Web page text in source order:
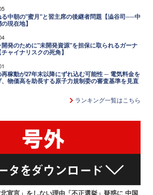
る中朝の"蜜月"と習主席の後継者問題【澁谷司──中
現在地】
開発のために"未開発資源"を担保に取られるガーナ
ャイナリスクの死角】
稼動が27年末以降にずれ込む可能性 ─ 電気料金を
物価高を助長する原子力規制委の審査基準を見直
ランキング一覧はこちら
宣言」をしない理由「不正選挙」疑惑に 中国